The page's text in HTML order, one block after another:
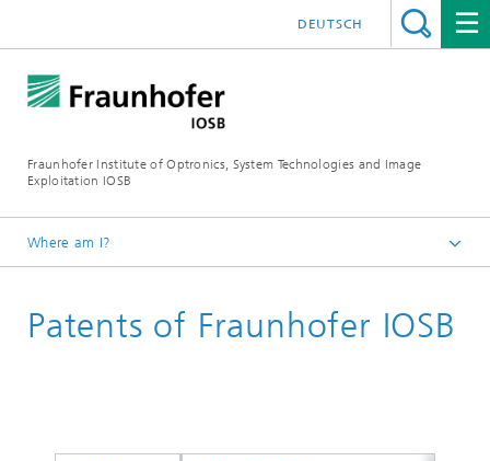
Fraunhofer Institute of Optronics, System Technologies and Image
Exploitation IOSB
DEUTSCH
Where am I?
Publications
Patents of Fraunhofer IOSB